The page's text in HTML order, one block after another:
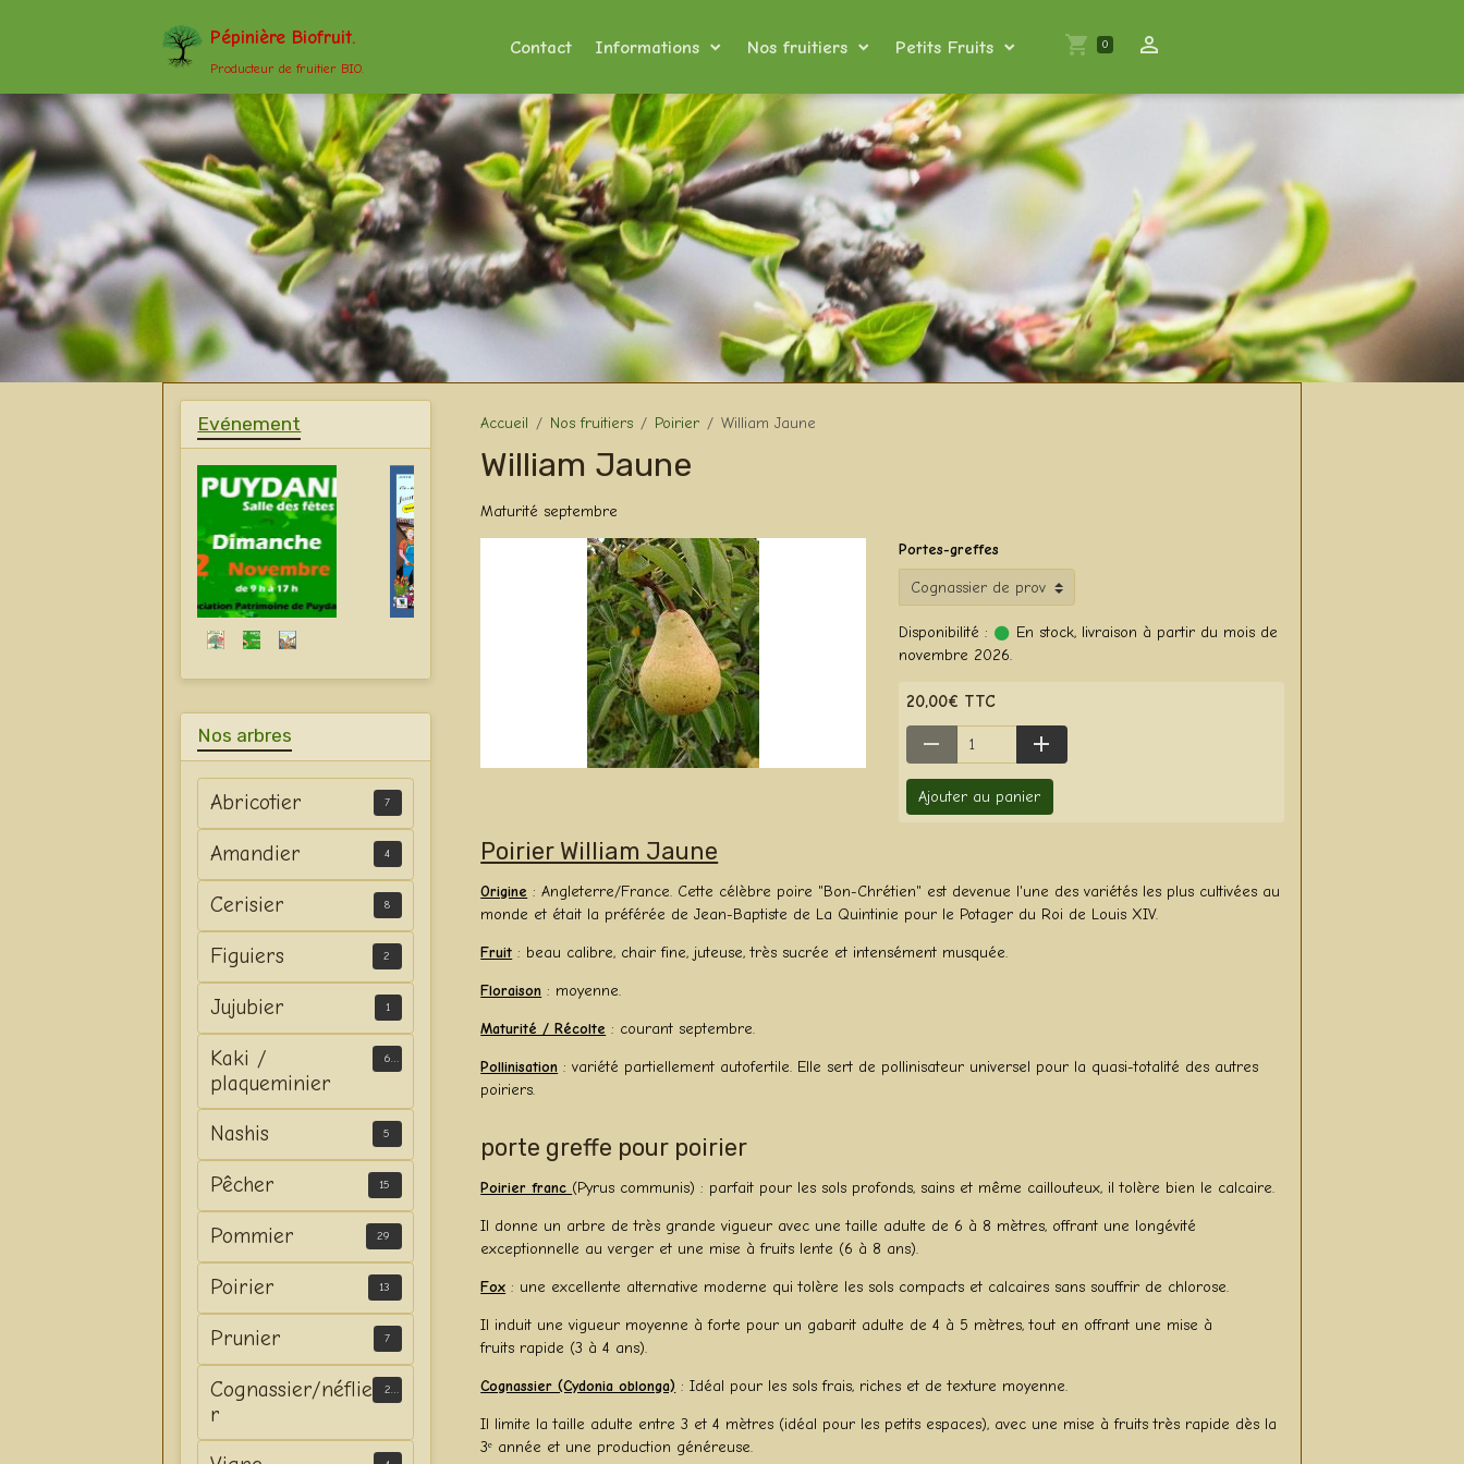
Pépinière Biofruit.
Producteur de fruitier BIO.
Contact Informations Nos fruitiers Petits Fruits 0
Accueil Nos fruitiers Poirier William Jaune
William Jaune
Maturité septembre
Portes-greffes
Disponibilité :
En stock, livraison à partir du mois de
novembre 2026.
20,00€ TTC
Ajouter au panier
Poirier William Jaune
Origine : Angleterre/France. Cette célèbre poire "Bon-Chrétien" est devenue l'une des variétés les plus cultivées au
monde et était la préférée de Jean-Baptiste de La Quintinie pour le Potager du Roi de Louis XIV.
Fruit : beau calibre, chair fine, juteuse, très sucrée et intensément musquée.
Floraison : moyenne.
Maturité / Récolte : courant septembre.
Pollinisation : variété partiellement autofertile. Elle sert de pollinisateur universel pour la quasi-totalité des autres
poiriers.
porte greffe pour poirier
Poirier franc (Pyrus communis) : parfait pour les sols profonds, sains et même caillouteux, il tolère bien le calcaire.
Il donne un arbre de très grande vigueur avec une taille adulte de 6 à 8 mètres, offrant une longévité
exceptionnelle au verger et une mise à fruits lente (6 à 8 ans).
Fox : une excellente alternative moderne qui tolère les sols compacts et calcaires sans souffrir de chlorose.
Il induit une vigueur moyenne à forte pour un gabarit adulte de 4 à 5 mètres, tout en offrant une mise à
fruits rapide (3 à 4 ans).
Cognassier (Cydonia oblonga) : Idéal pour les sols frais, riches et de texture moyenne.
Il limite la taille adulte entre 3 et 4 mètres (idéal pour les petits espaces), avec une mise à fruits très rapide dès la
3ᵉ année et une production généreuse.
Evénement
Nos arbres
Abricotier 7
Amandier 4
Cerisier 8
Figuiers 2
Jujubier 1
Kaki /
plaqueminier
6
Nashis 5
Pêcher 15
Pommier 29
Poirier 13
Prunier 7
Cognassier/néflie
r
2